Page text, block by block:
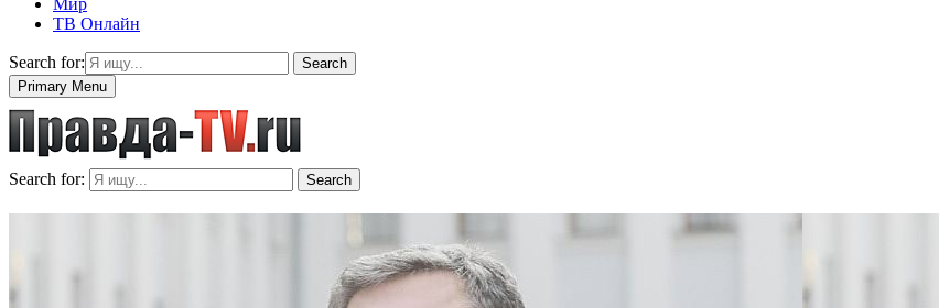
Мир
ТВ Онлайн
Search for:
Search
Primary Menu
Search for: Search